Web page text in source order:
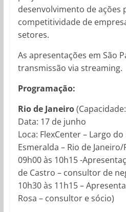
desenvolvimento de ações
competitividade de
setores.
As apresentações em São
transmissão via streaming.
Programação:
Rio de Janeiro
Data: 17 de junho
Loca: FlexCenter – Largo
Esmeralda – Rio de Janeiro/
09h00 às 10h15 -
de Castro – consultor de
10h30 às 11h15 –
Rosa – consultor e sócio)